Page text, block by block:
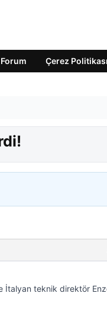
Forum Çerez Politikası
İtalyan teknik direktör